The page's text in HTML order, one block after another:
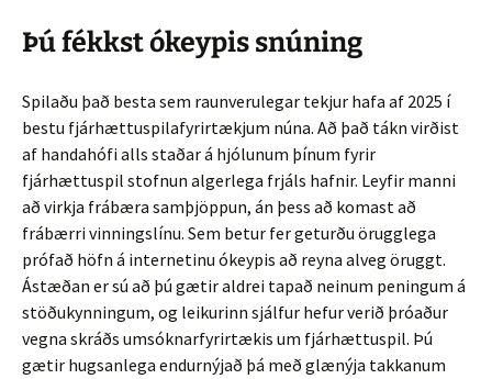
Þú fékkst ókeypis snúning
Spilaðu það besta sem raunverulegar tekjur hafa af 2025 í
bestu fjárhættuspilafyrirtækjum núna. Að það tákn virðist
af handahófi alls staðar á hjólunum þínum fyrir
fjárhættuspil stofnun algerlega frjáls hafnir. Leyfir manni
að virkja frábæra samþjöppun, án þess að komast að
frábærri vinningslínu. Sem betur fer geturðu örugglega
prófað höfn á internetinu ókeypis að reyna alveg öruggt.
Ástæðan er sú að þú gætir aldrei tapað neinum peningum á
stöðukynningum, og leikurinn sjálfur hefur verið þróaður
vegna skráðs umsóknarfyrirtækis um fjárhættuspil. Þú
gætir hugsanlega endurnýjað þá með glænýja takkanum